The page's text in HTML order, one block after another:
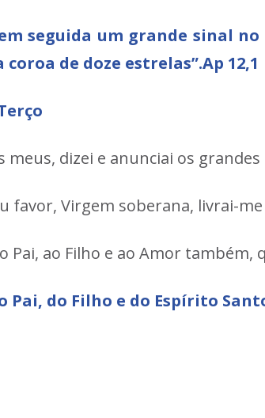
seguida um grande sinal
coroa de doze estrelas”.Ap 12,1
meus, dizei e anunciai os
favor, Virgem soberana, livrai-
Pai, ao Filho e ao Amor
Pai, do Filho e do Espírito